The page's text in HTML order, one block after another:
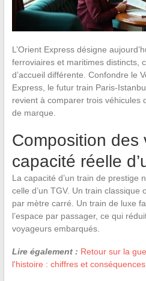
L’Orient Express désigne
ferroviaires et maritimes distincts,
d’accueil différente. Confondre le
Express, le futur train Paris-
revient à comparer trois véhicules
de marque.
Composition des
capacité réelle
La capacité d’un train de prestige
celle d’un TGV. Un train
par mètre carré. Un train de luxe
l’espace par passager, ce qui
voyageurs embarqués.
Lire également : Retour sur la
l'histoire : chiffres et